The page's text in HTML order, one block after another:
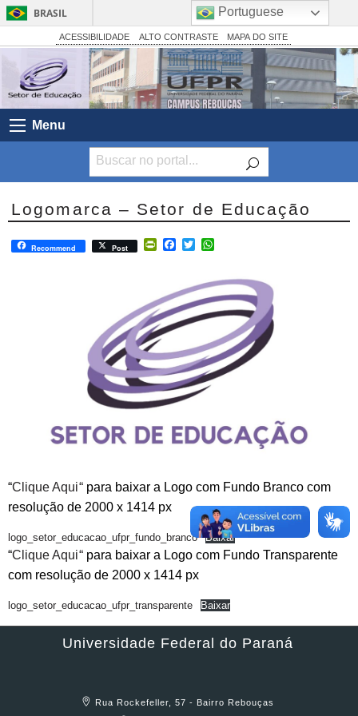
BRASIL
Simplifique!
Comunica BR
Participe
Acesso à informação
Canais
ACESSIBILIDADE ALTO CONTRASTE MAPA DO SITE
Menu
Logomarca – Setor de Educação
Recommend Post PrintFriendly
Facebook
Twitter
“Clique Aqui“ para baixar a Logo com Fundo Branco com
resolução de 2000 x 1414 px
logo_setor_educacao_ufpr_fundo_branco Baixar
“Clique Aqui“ para baixar a Logo com Fundo Transparente
com resolução de 2000 x 1414 px
logo_setor_educacao_ufpr_transparente Baixar
Universidade Federal do Paraná
Rua Rockefeller, 57 - Bairro Rebouças
Portuguese